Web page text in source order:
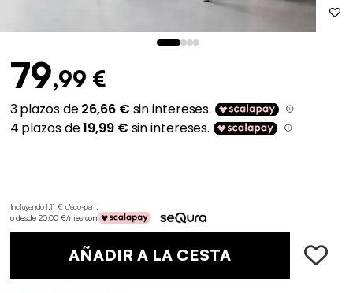
79,99 €
Incluyendo 1,11 € d'éco-part.
o desde 20,00 €/mes con
AÑADIR A LA CESTA